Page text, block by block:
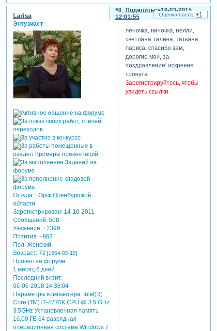
очарований.
я подарю тебе, пусть
будет он с тобой
букетик самых
искренних желаний !
Поделиться
8
19-03-2015
12:01:55
Larisa
Энтузиаст
Откуда:г.Орск Оренбургской
области.
Зарегистрирован: 14-10-2011
Сообщений:508
Уважение: +2399
Позитив: +863
Пол:Женский
Возраст:72 [1954-03-19]
Провел на форуме:
1 месяц 6 дней
Последний визит:
06-06-2018 14:38:04
Параметры компьютера:Intel(R)
Core (TM) i7-4770K CPU @ 3.5 GHz
3.5GHz Установленная память
16,00 ГБ 64 разрядная
операционная система Windows 7
леночка, ниночка, нелли,
светлана, галина, татьяна,
лариса, спасибо вам,
дорогие мои, за
поздравление! искренне
тронута.
Зарегистрируйтесь, чтобы
увидеть ссылки
+1